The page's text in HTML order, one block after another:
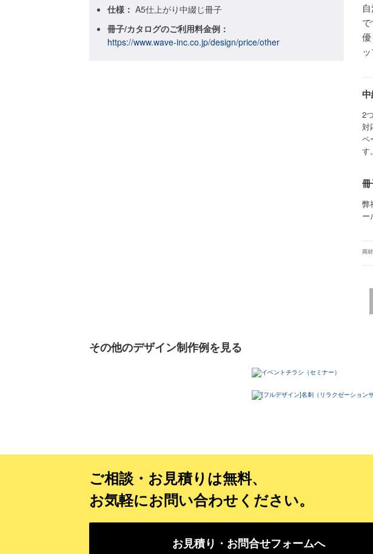
仕様： A5仕上がり中綴じ冊子
冊子/カタログのご利用料金例：
https://www.wave-inc.co.jp/design/price/other
で
2
対
ペ
す。
弊
ー
商材
その他のデザイン制作例を見る
ご相談・お見積りは無料、
お気軽にお問い合わせください。
お見積り・お問合せフォームへ